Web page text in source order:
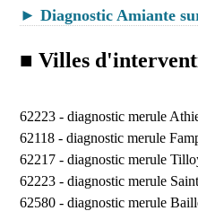
► Diagnostic Amiante
■ Villes
62223 - diagnostic merule
62118 - diagnostic merule
62217 - diagnostic merule
62223 - diagnostic merule
62580 - diagnostic merule